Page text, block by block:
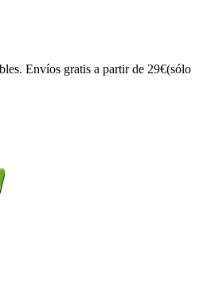
Envíos gratis a partir de 29€(sólo